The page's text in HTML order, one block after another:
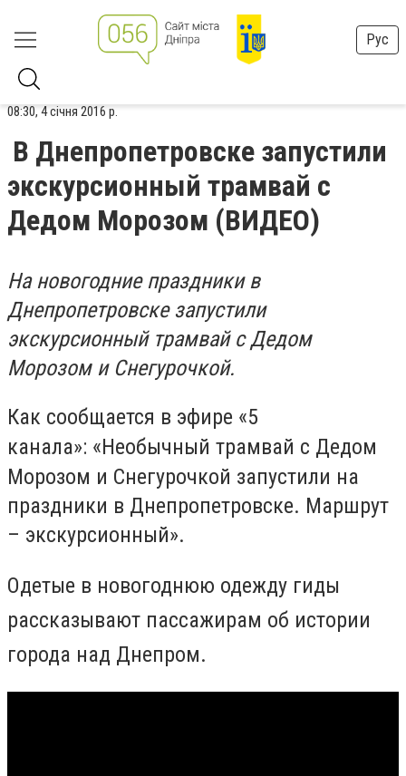
Рус
08:30, 4 січня 2016 р.
В Днепропетровске запустили
экскурсионный трамвай с
Дедом Морозом (ВИДЕО)
На новогодние праздники в
Днепропетровске запустили
экскурсионный трамвай с Дедом
Морозом и Снегурочкой.
Как сообщается в эфире «5
канала»: «Необычный трамвай с Дедом
Морозом и Снегурочкой запустили на
праздники в Днепропетровске. Маршрут
– экскурсионный».
Одетые в новогоднюю одежду гиды
рассказывают пассажирам об истории
города над Днепром.